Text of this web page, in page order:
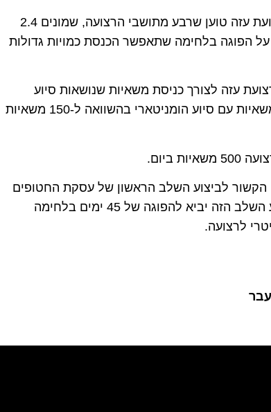
המשרד של האו"ם שמתאם את הסיוע ההומניטרי לרצועת עזה טוען שרבע מתושבי הרצועה, שמונים 2.4
הפוגה בלחימה שתאפשר הכנסת כמויות גדולות
עזה לצורך כניסת משאיות שנושאות סיוע
הומניטרי, בחודש פברואר נכנסו לרצועת עזה רק 97 משאיות עם סיוע הומניטארי בהשוואה ל-150 משאיות
ביום.
לביצוע השלב הראשון של עסקת החטופים
פוגעת מאוד בתושבי הרצועה, על פי מתווה פריז ביצוע השלב הזה יביא להפוגה של 45 ימים בלחימה
לרצועה.